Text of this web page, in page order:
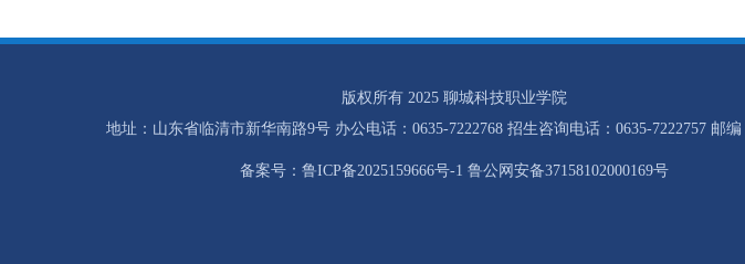
版权所有 2025 聊城科技职业学院
地址：山东省临清市新华南路9号 办公电话：0635-7222768 招生咨询电话：0635-7222757 邮编
备案号：鲁ICP备2025159666号-1 鲁公网安备37158102000169号